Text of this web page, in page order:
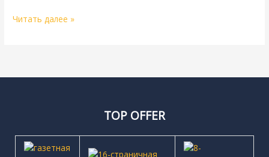
Читать далее »
TOP OFFER